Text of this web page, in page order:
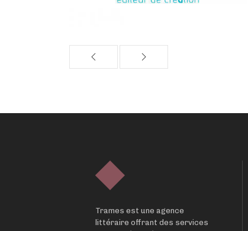
Trames est une agence
littéraire offrant des services